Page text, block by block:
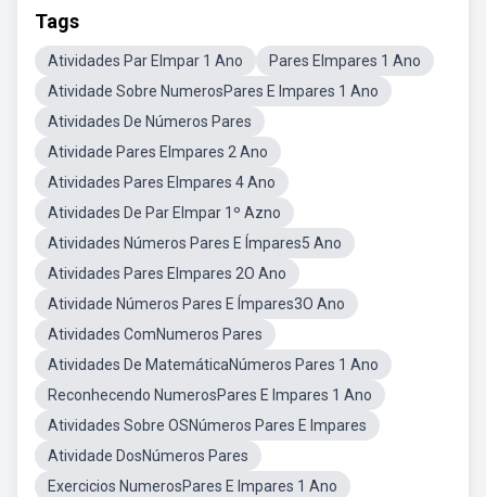
Tags
Atividades Par EImpar 1 Ano
Pares EImpares 1 Ano
Atividade Sobre NumerosPares E Impares 1 Ano
Atividades De Números Pares
Atividade Pares EImpares 2 Ano
Atividades Pares EImpares 4 Ano
Atividades De Par EImpar 1º Azno
Atividades Números Pares E Ímpares5 Ano
Atividades Pares EImpares 2O Ano
Atividade Números Pares E Ímpares3O Ano
Atividades ComNumeros Pares
Atividades De MatemáticaNúmeros Pares 1 Ano
Reconhecendo NumerosPares E Impares 1 Ano
Atividades Sobre OSNúmeros Pares E Impares
Atividade DosNúmeros Pares
Exercicios NumerosPares E Impares 1 Ano